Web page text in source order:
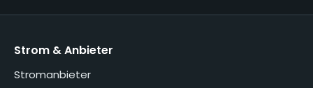
Strom & Anbieter
Stromanbieter